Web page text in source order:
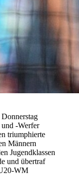
und -Werfer
triumphierte
Männern
Jugendklassen
und übertraf
WM